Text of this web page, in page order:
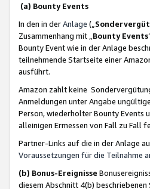
(a) Bounty Events
In den in derAnlage („
Zusammenhang mit „ Bounty Events
Bounty Event wie in der Anlage
teilnehmende Startseite einer
ausführt.
Amazon zahlt keine
Anmeldungen unter Angabe
Person, wiederholter Bounty Events
alleinigen Ermessen von Fall zu Fall
Partner-Links auf die in der Anlage
Voraussetzungen für die Teilnahme
(b) Bonus-Ereignisse
diesem Abschnitt 4(b)